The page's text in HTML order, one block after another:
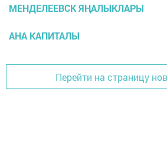
МЕНДЕЛЕЕВСК ЯҢАЛЫКЛАРЫ
АНА КАПИТАЛЫ
Перейти на страницу